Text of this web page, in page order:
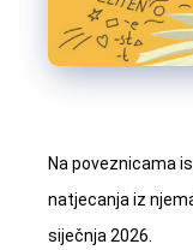
Na poveznicama
natjecanja iz
siječnja 2026.